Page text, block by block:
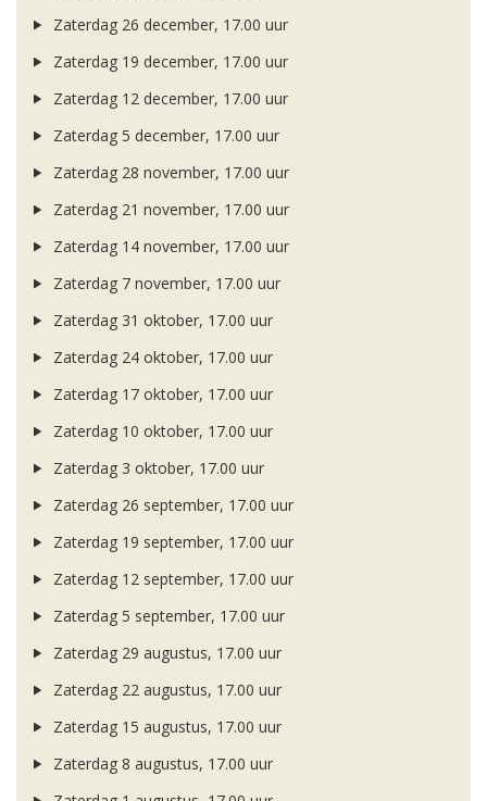
Zaterdag 26 december, 17.00 uur
Zaterdag 19 december, 17.00 uur
Zaterdag 12 december, 17.00 uur
Zaterdag 5 december, 17.00 uur
Zaterdag 28 november, 17.00 uur
Zaterdag 21 november, 17.00 uur
Zaterdag 14 november, 17.00 uur
Zaterdag 7 november, 17.00 uur
Zaterdag 31 oktober, 17.00 uur
Zaterdag 24 oktober, 17.00 uur
Zaterdag 17 oktober, 17.00 uur
Zaterdag 10 oktober, 17.00 uur
Zaterdag 3 oktober, 17.00 uur
Zaterdag 26 september, 17.00 uur
Zaterdag 19 september, 17.00 uur
Zaterdag 12 september, 17.00 uur
Zaterdag 5 september, 17.00 uur
Zaterdag 29 augustus, 17.00 uur
Zaterdag 22 augustus, 17.00 uur
Zaterdag 15 augustus, 17.00 uur
Zaterdag 8 augustus, 17.00 uur